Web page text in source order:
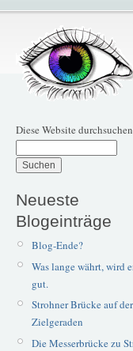
Diese Website
Neueste
Blogeinträge
Blog-Ende?
Was lange währt, wird
gut.
Strohner Brücke auf der
Zielgeraden
Die Messerbrücke zu